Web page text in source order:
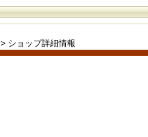
> ショップ詳細情報